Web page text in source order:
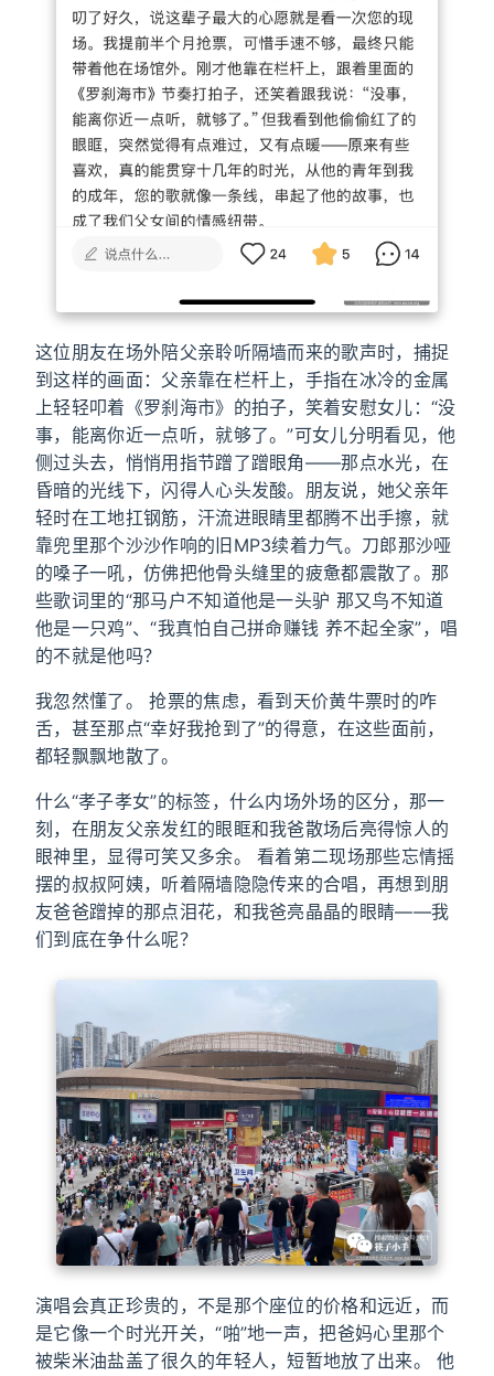
这位朋友在场外陪父亲聆听隔墙而来的歌声时，捕捉
到这样的画面：父亲靠在栏杆上，手指在冰冷的金属
上轻轻叩着《罗刹海市》的拍子，笑着安慰女儿：“没
事，能离你近一点听，就够了。”可女儿分明看见，他
侧过头去，悄悄用指节蹭了蹭眼角——那点水光，在
昏暗的光线下，闪得人心头发酸。朋友说，她父亲年
轻时在工地扛钢筋，汗流进眼睛里都腾不出手擦，就
靠兜里那个沙沙作响的旧MP3续着力气。刀郎那沙哑
的嗓子一吼，仿佛把他骨头缝里的疲惫都震散了。那
些歌词里的“那马户不知道他是一头驴 那又鸟不知道
他是一只鸡”、“我真怕自己拼命赚钱 养不起全家”，唱
的不就是他吗？
我忽然懂了。 抢票的焦虑，看到天价黄牛票时的咋
舌，甚至那点“幸好我抢到了”的得意，在这些面前，
都轻飘飘地散了。
什么“孝子孝女”的标签，什么内场外场的区分，那一
刻，在朋友父亲发红的眼眶和我爸散场后亮得惊人的
眼神里，显得可笑又多余。 看着第二现场那些忘情摇
摆的叔叔阿姨，听着隔墙隐隐传来的合唱，再想到朋
友爸爸蹭掉的那点泪花，和我爸亮晶晶的眼睛——我
们到底在争什么呢？
演唱会真正珍贵的，不是那个座位的价格和远近，而
是它像一个时光开关，“啪”地一声，把爸妈心里那个
被柴米油盐盖了很久的年轻人，短暂地放了出来。 他